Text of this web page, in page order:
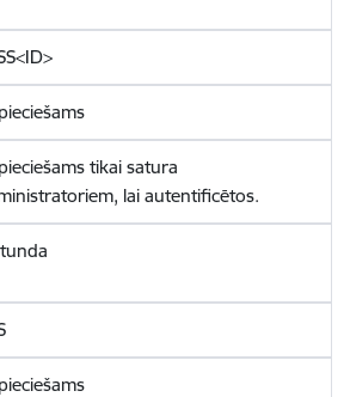
tikai satura
lai autentificētos.